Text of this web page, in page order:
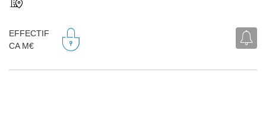
EFFECTIF
CA M€